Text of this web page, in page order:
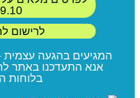
לרישום
המגיעים בהגעה עצמית
אנא התעדכנו באתר
בלוחות